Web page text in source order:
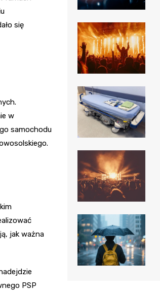
się
w
samochodu
jak ważna
PSP